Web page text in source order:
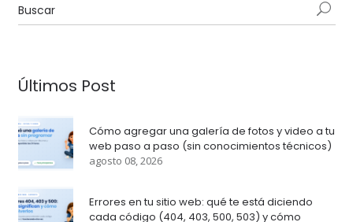
Últimos Post
Cómo agregar una galería de fotos y video a tu
web paso a paso (sin conocimientos técnicos)
agosto 08, 2026
Errores en tu sitio web: qué te está diciendo
cada código (404, 403, 500, 503) y cómo